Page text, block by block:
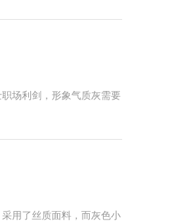
场利剑，形象气质灰需要
用了丝质面料，而灰色小